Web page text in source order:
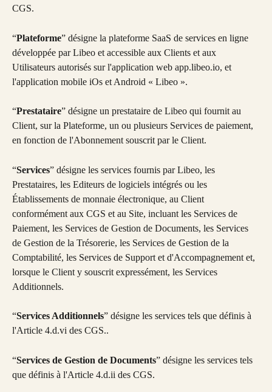
CGS.
“Plateforme” désigne la plateforme SaaS de services en ligne
développée par Libeo et accessible aux Clients et aux
Utilisateurs autorisés sur l'application web app.libeo.io, et
l'application mobile iOs et Android « Libeo ».
“Prestataire” désigne un prestataire de Libeo qui fournit au
Client, sur la Plateforme, un ou plusieurs Services de paiement,
en fonction de l'Abonnement souscrit par le Client.
“Services” désigne les services fournis par Libeo, les
Prestataires, les Editeurs de logiciels intégrés ou les
Établissements de monnaie électronique, au Client
conformément aux CGS et au Site, incluant les Services de
Paiement, les Services de Gestion de Documents, les Services
de Gestion de la Trésorerie, les Services de Gestion de la
Comptabilité, les Services de Support et d'Accompagnement et,
lorsque le Client y souscrit expressément, les Services
Additionnels.
“Services Additionnels” désigne les services tels que définis à
l'Article 4.d.vi des CGS..
“Services de Gestion de Documents” désigne les services tels
que définis à l'Article 4.d.ii des CGS.